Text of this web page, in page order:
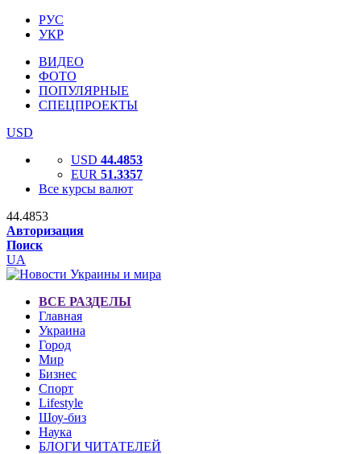
РУС
УКР
ВИДЕО
ФОТО
ПОПУЛЯРНЫЕ
СПЕЦПРОЕКТЫ
USD
USD 44.4853
EUR 51.3357
Все курсы валют
44.4853
Авторизация
Поиск
UA
ВСЕ РАЗДЕЛЫ
Главная
Украина
Город
Мир
Бизнес
Спорт
Lifestyle
Шоу-биз
Наука
БЛОГИ ЧИТАТЕЛЕЙ